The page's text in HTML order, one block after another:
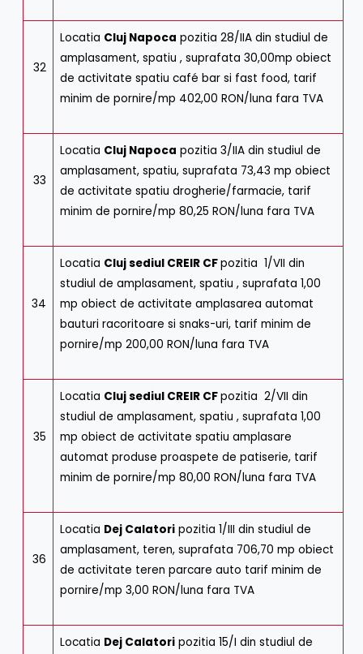
32
Locatia Cluj Napoca pozitia 28/IIA din studiul de
amplasament, spatiu , suprafata 30,00mp obiect
de activitate spatiu café bar si fast food, tarif
minim de pornire/mp 402,00 RON/luna fara TVA
33
Locatia Cluj Napoca pozitia 3/IIA din studiul de
amplasament, spatiu, suprafata 73,43 mp obiect
de activitate spatiu drogherie/farmacie, tarif
minim de pornire/mp 80,25 RON/luna fara TVA
34
Locatia Cluj sediul CREIR CFpozitia 1/VII din
studiul de amplasament, spatiu , suprafata 1,00
mp obiect de activitate amplasarea automat
bauturi racoritoare si snaks-uri, tarif minim de
pornire/mp 200,00 RON/luna fara TVA
35
Locatia Cluj sediul CREIR CFpozitia 2/VII din
studiul de amplasament, spatiu , suprafata 1,00
mp obiect de activitate spatiu amplasare
automat produse proaspete de patiserie, tarif
minim de pornire/mp 80,00 RON/luna fara TVA
36
Locatia Dej Calatori pozitia 1/III din studiul de
amplasament, teren, suprafata 706,70 mp obiect
de activitate teren parcare auto tarif minim de
pornire/mp 3,00 RON/luna fara TVA
Locatia Dej Calatori pozitia 15/I din studiul de